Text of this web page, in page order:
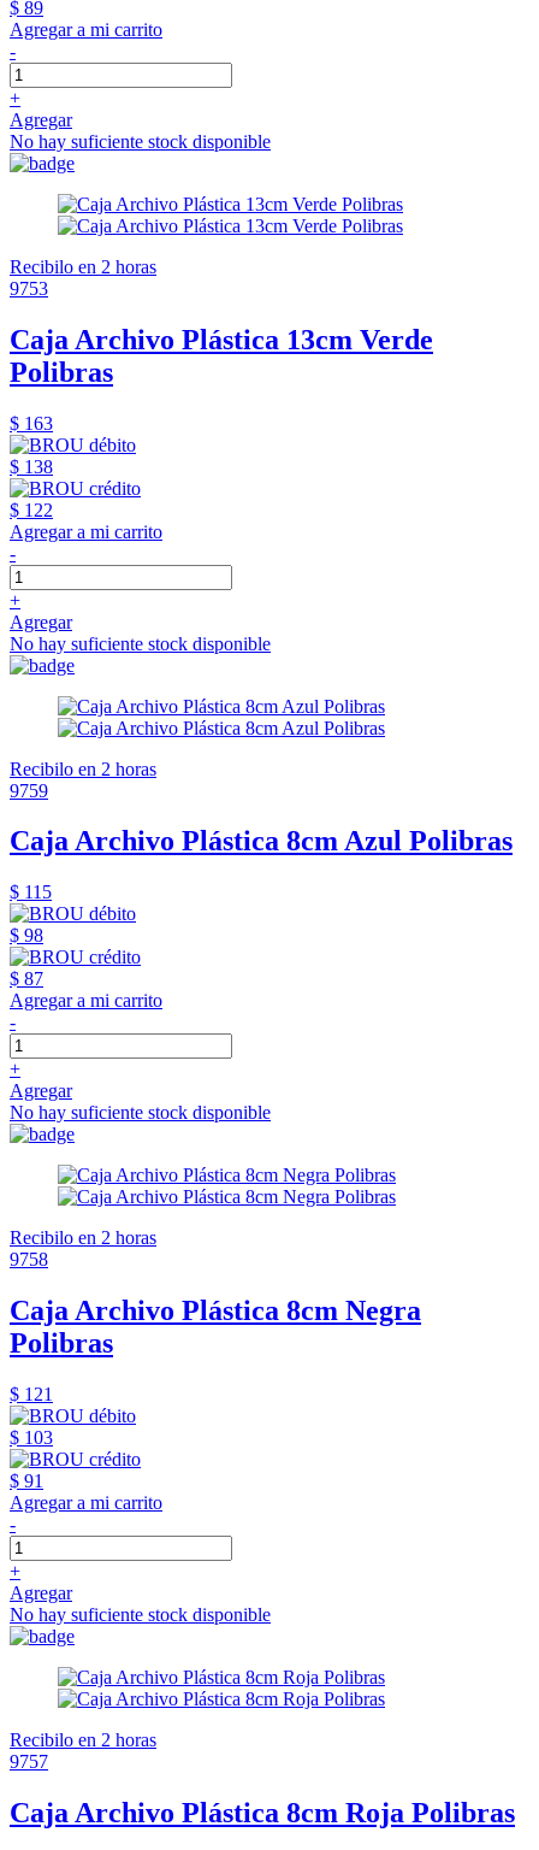
$ 89
Agregar a mi carrito
-
+
Agregar
No hay suficiente stock disponible
Recibilo en 2 horas
9753
Caja Archivo Plástica 13cm Verde
Polibras
$ 163
$ 138
$ 122
Agregar a mi carrito
-
+
Agregar
No hay suficiente stock disponible
Recibilo en 2 horas
9759
Caja Archivo Plástica 8cm Azul Polibras
$ 115
$ 98
$ 87
Agregar a mi carrito
-
+
Agregar
No hay suficiente stock disponible
Recibilo en 2 horas
9758
Caja Archivo Plástica 8cm Negra
Polibras
$ 121
$ 103
$ 91
Agregar a mi carrito
-
+
Agregar
No hay suficiente stock disponible
Recibilo en 2 horas
9757
Caja Archivo Plástica 8cm Roja Polibras